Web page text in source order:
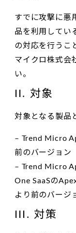
すでに攻撃に悪
品を利用してい
の対応を行うこ
マイクロ株式会
い。
II. 対象
対象となる製品
– Trend Micro
前のバージョン
– Trend Micro
One SaaSの
より前のバージ
III. 対策